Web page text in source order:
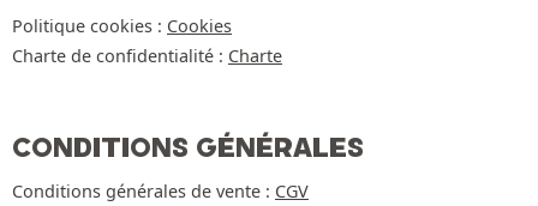
Politique cookies : Cookies
Charte de confidentialité : Charte
CONDITIONS GÉNÉRALES
Conditions générales de vente : CGV